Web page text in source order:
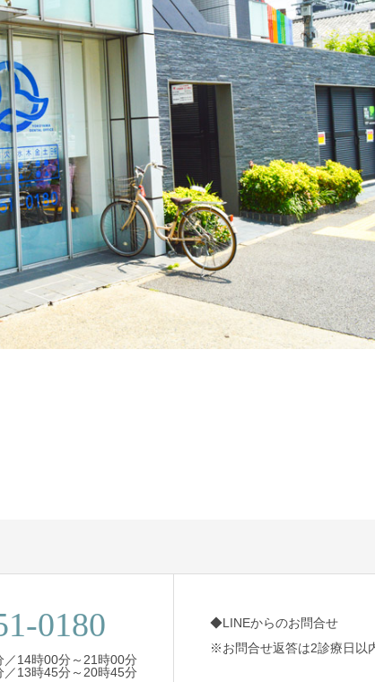
0180
14時00分～21時00分
13時45分～20時45分
◆LINEからのお問合せ
※お問合せ返答は2診療日以